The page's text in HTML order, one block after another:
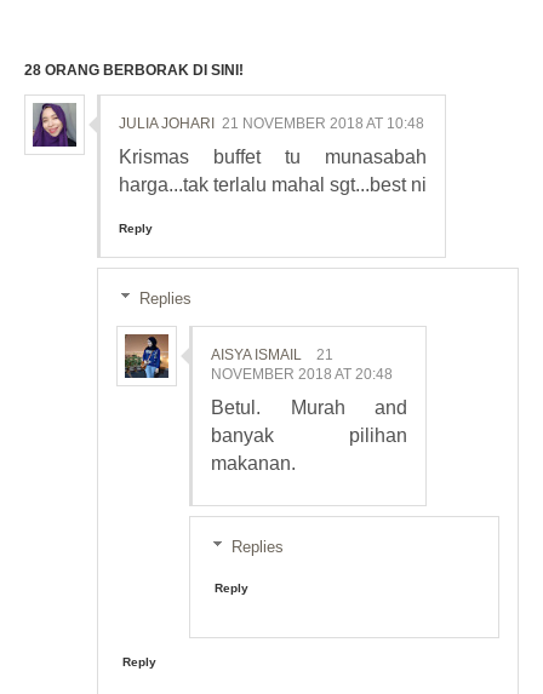
28 ORANG BERBORAK DI SINI!
JULIA JOHARI 21 NOVEMBER 2018 AT 10:48
Krismas buffet tu munasabah
harga...tak terlalu mahal sgt...best ni
Reply
Replies
AISYA ISMAIL
21
NOVEMBER 2018 AT 20:48
Betul. Murah and
banyak pilihan
makanan.
Replies
Reply
Reply